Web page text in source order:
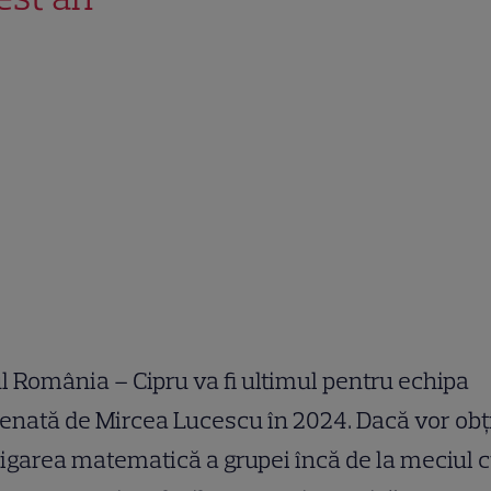
România – Cipru va fi ultimul pentru echipa
de Mircea Lucescu în 2024. Dacă vor
matematică a grupei încă de la meciul